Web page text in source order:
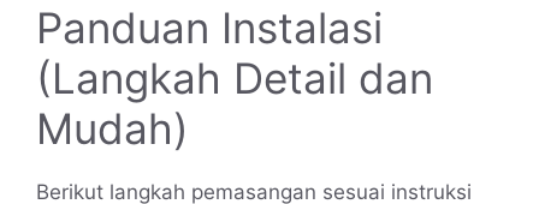
Panduan Instalasi
(Langkah Detail dan
Mudah)
Berikut langkah pemasangan sesuai instruksi